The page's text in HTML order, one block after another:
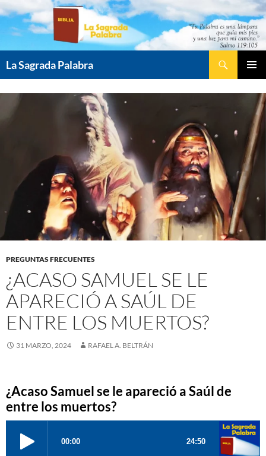
Saltar
contenido
La Sagrada Palabra
PREGUNTAS FRECUENTES
¿ACASO SAMUEL SE LE
APARECIÓ A SAÚL DE
ENTRE LOS MUERTOS?
31 MARZO, 2024 RAFAEL A. BELTRÁN
¿Acaso Samuel se le apareció a Saúl de
entre los muertos?